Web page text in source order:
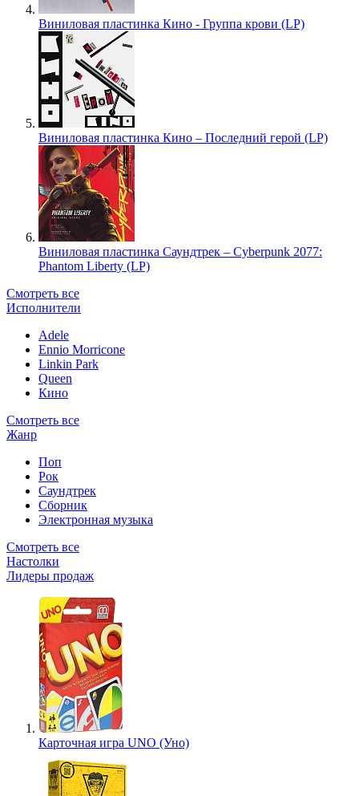
Виниловая пластинка Кино - Группа крови (LP)
Виниловая пластинка Кино – Последний герой (LP)
Виниловая пластинка Саундтрек – Cyberpunk 2077:
Phantom Liberty (LP)
Смотреть все
Исполнители
Adele
Ennio Morricone
Linkin Park
Queen
Кино
Смотреть все
Жанр
Поп
Рок
Саундтрек
Сборник
Электронная музыка
Смотреть все
Настолки
Лидеры продаж
Карточная игра UNO (Уно)